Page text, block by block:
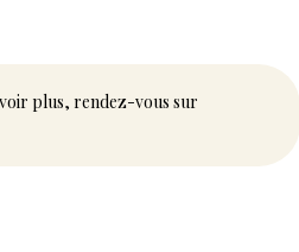
plus, rendez-vous sur